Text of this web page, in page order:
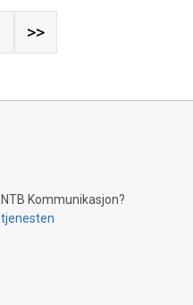
>>
Kommunikasjon?